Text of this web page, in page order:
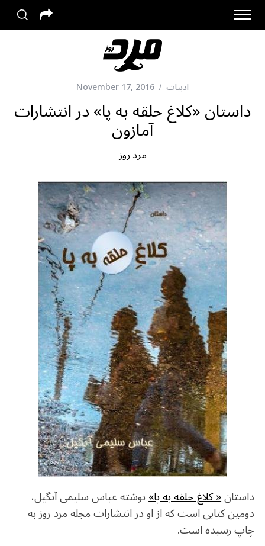
ادبیات November 17, 2016
داستان «کلاغ حلقه به پا» در انتشارات
آمازون
مرد روز
داستان« کلاغ حلقه به پا»نوشته عباس سلیمی آنگیل،
دومین کتابی است که از او در انتشارات مجله مرد روز به
چاپ رسیده است.